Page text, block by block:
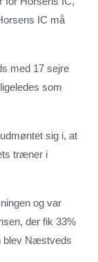
IC må
med 17 sejre
som
sig i, at
træner i
og var
der fik 33%
blev Næstveds